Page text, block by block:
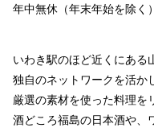
年中無休（年末年始を除く）
いわき駅のほど近くにある
独自のネットワークを活か
厳選の素材を使った料理を
酒どころ福島の日本酒や、